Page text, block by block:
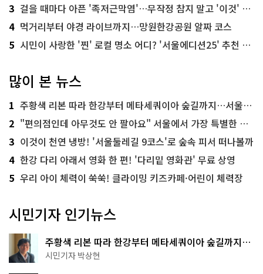
3 걸을 때마다 아픈 '족저근막염'…무작정 참지 말고 '이것' 해보세요!
4 먹거리부터 야경 라이브까지…망원한강공원 알짜 코스
5 시민이 사랑한 '찐' 로컬 명소 어디? '서울에디션25' 추천 코스
많이 본 뉴스
1 주황색 리본 따라 한강부터 메타세쿼이아 숲길까지…서울둘레길 15코스
2 "편의점인데 아무것도 안 팔아요" 서울에서 가장 특별한 편의점의 정체
3 이것이 천연 냉방! '서울둘레길 9코스'로 숲속 피서 떠나볼까
4 한강 다리 아래서 영화 한 편! '다리밑 영화관' 무료 상영
5 우리 아이 체력이 쑥쑥! 클라이밍 키즈카페·어린이 체력장
시민기자 인기뉴스
주황색 리본 따라 한강부터 메타세쿼이아 숲길까지…
서울둘레길 15코스
시민기자 박상현